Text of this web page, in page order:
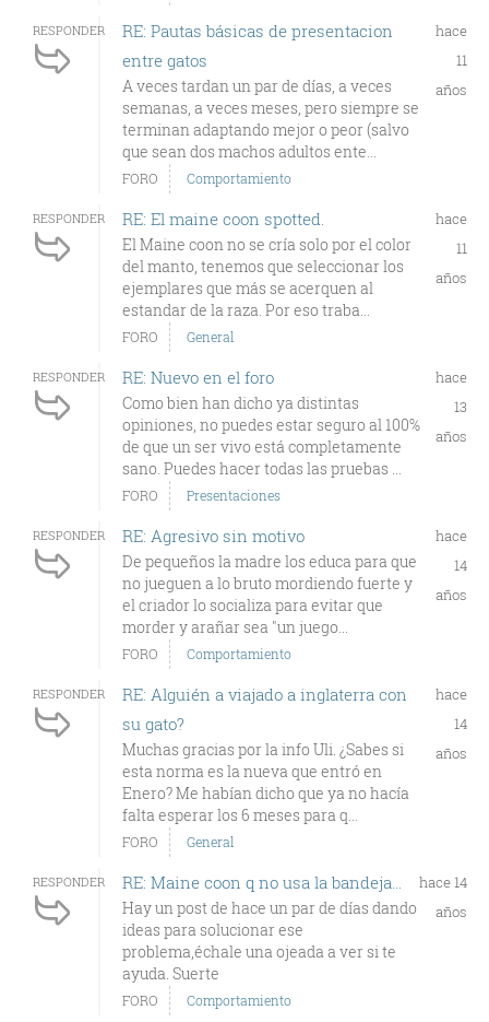
RESPONDER
RE: Pautas básicas de presentacion
entre gatos
A veces tardan un par de días, a veces
semanas, a veces meses, pero siempre se
terminan adaptando mejor o peor (salvo
que sean dos machos adultos ente...
hace
11
años
FORO Comportamiento
RESPONDER RE: El maine coon spotted.
El Maine coon no se cría solo por el color
del manto, tenemos que seleccionar los
ejemplares que más se acerquen al
estandar de la raza. Por eso traba...
hace
11
años
FORO General
RESPONDER RE: Nuevo en el foro
Como bien han dicho ya distintas
opiniones, no puedes estar seguro al 100%
de que un ser vivo está completamente
sano. Puedes hacer todas las pruebas ...
hace
13
años
FORO Presentaciones
RESPONDER RE: Agresivo sin motivo
De pequeños la madre los educa para que
no jueguen a lo bruto mordiendo fuerte y
el criador lo socializa para evitar que
morder y arañar sea "un juego...
hace
14
años
FORO Comportamiento
RESPONDER
RE: Alguién a viajado a inglaterra con
su gato?
Muchas gracias por la info Uli. ¿Sabes si
esta norma es la nueva que entró en
Enero? Me habían dicho que ya no hacía
falta esperar los 6 meses para q...
hace
14
años
FORO General
RESPONDER RE: Maine coon q no usa la bandeja...
Hay un post de hace un par de días dando
ideas para solucionar ese
problema,échale una ojeada a ver si te
ayuda. Suerte
hace 14
años
FORO Comportamiento